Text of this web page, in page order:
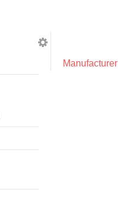
Manufacturer